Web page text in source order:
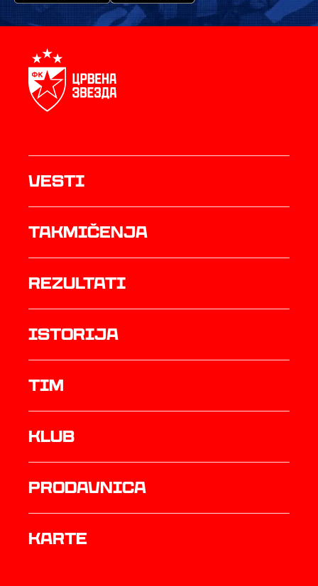
Vesti
Takmičenja
rezultati
istorija
TIM
Klub
prodavnica
Karte